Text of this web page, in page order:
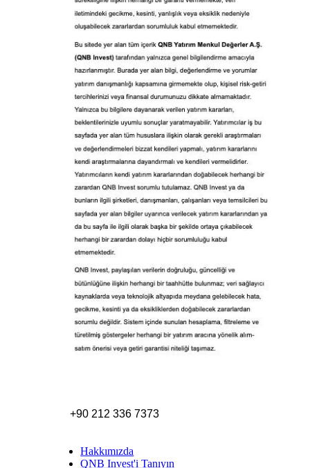
+90 212 336 7373
Hakkımızda
QNB Invest'i Tanıyın